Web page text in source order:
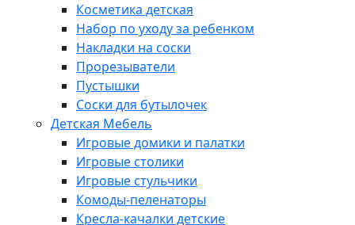
Косметика детская
Набор по уходу за ребенком
Накладки на соски
Прорезыватели
Пустышки
Соски для бутылочек
Детская Мебель
Игровые домики и палатки
Игровые столики
Игровые стульчики
Комоды-пеленаторы
Кресла-качалки детские